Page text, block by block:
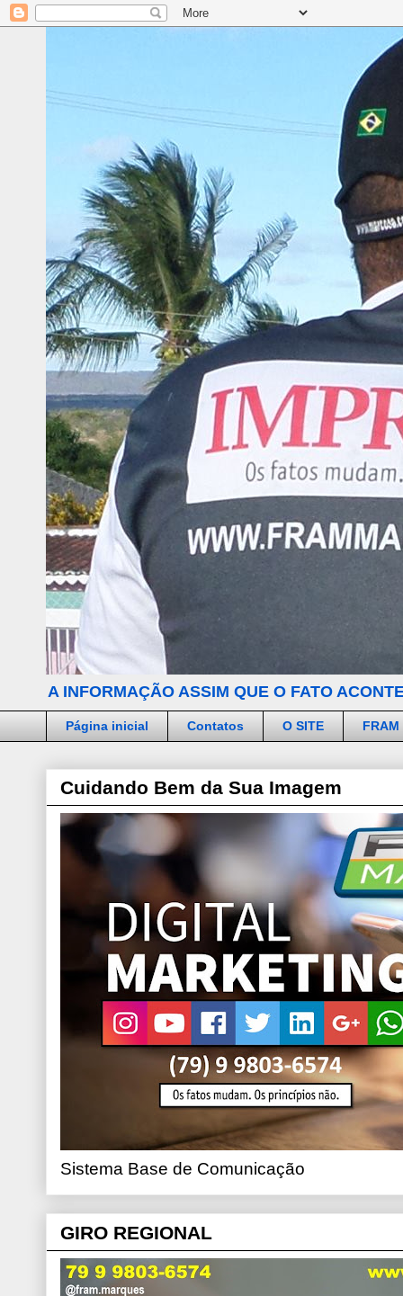
A INFORMAÇÃO ASSIM QUE O FATO
Página inicial Contatos O SITE FRAM
Cuidando Bem da Sua Imagem
Sistema Base de Comunicação
GIRO REGIONAL